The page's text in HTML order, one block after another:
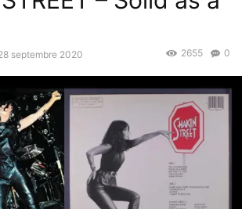
septembre 2020 0
2655